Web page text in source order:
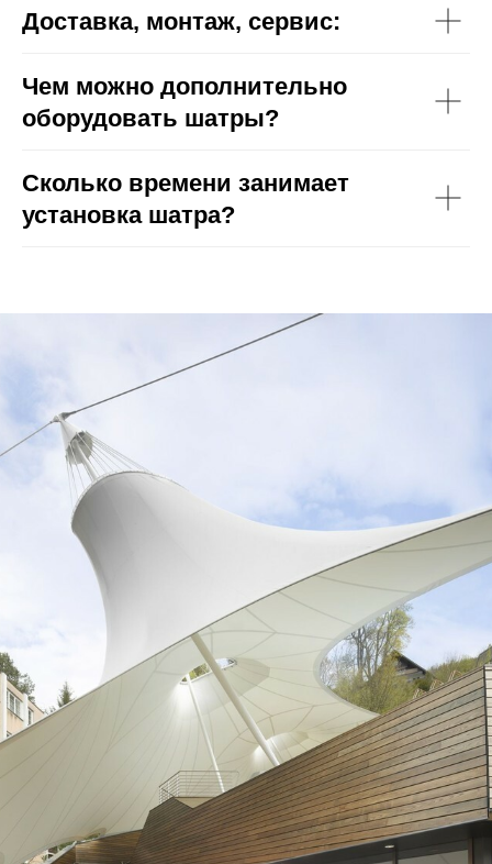
Доставка, монтаж, сервис:
Чем можно дополнительно
оборудовать шатры?
Сколько времени занимает
установка шатра?